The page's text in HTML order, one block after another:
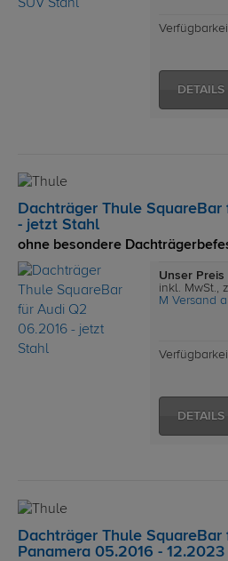
DETAILS
Dachträger Thule
- jetzt Stahl
ohne besondere
Unser Preis
inkl. MwSt.,
M Versand
DETAILS
Dachträger Thule SquareBar
Panamera 05.2016 -